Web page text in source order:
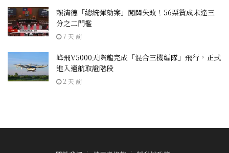
賴清德「總統彈劾案」闖關失敗！56票贊成未達三
分之二門檻
7 天 前
峰飛V5000天際龍完成「混合三機編隊」飛行，正式
進入適航取證階段
2 天 前